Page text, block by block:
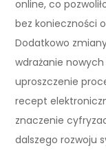
online, co
bez konieczności
Dodatkowo
wdrażanie
uproszczenie
recept
znaczenie
dalszego rozwoju